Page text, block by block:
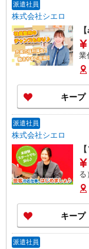
派遣社員
株式会社シエロ
業
+
万円支
ィブ支
有
キープ
派遣社員
株式会社シエロ
る
年
★交
+
有) お友達を紹介頂くと, インセンテ
キープ
派遣社員